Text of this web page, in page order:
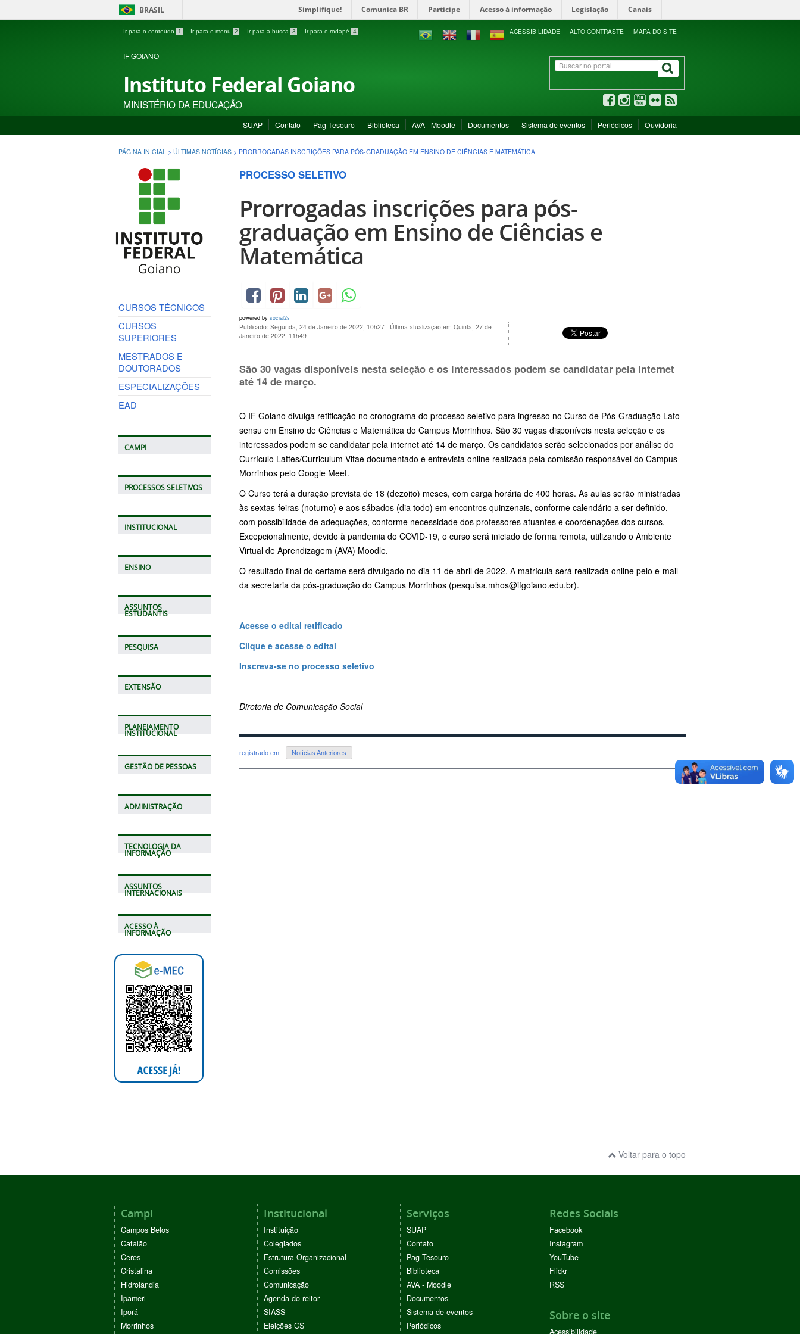
BRASIL Simplifique! Comunica BR Participe Acesso à informação Legislação Canais
Ir para o conteúdo 1 Ir para o menu 2 Ir para a busca 3 Ir para o rodapé 4 ACESSIBILIDADE ALTO CONTRASTE MAPA DO SITE
IF GOIANO
Instituto Federal Goiano
MINISTÉRIO DA EDUCAÇÃO
SUAP Contato Pag Tesouro Biblioteca AVA - Moodle Documentos Sistema de eventos Periódicos Ouvidoria
PÁGINA INICIAL > ÚLTIMAS NOTÍCIAS > PRORROGADAS INSCRIÇÕES PARA PÓS-GRADUAÇÃO EM ENSINO DE CIÊNCIAS E MATEMÁTICA
CURSOS TÉCNICOS
CURSOS
SUPERIORES
MESTRADOS E
DOUTORADOS
ESPECIALIZAÇÕES
EAD
CAMPI
PROCESSOS SELETIVOS
INSTITUCIONAL
ENSINO
ASSUNTOS
ESTUDANTIS
PESQUISA
EXTENSÃO
PLANEJAMENTO
INSTITUCIONAL
GESTÃO DE PESSOAS
ADMINISTRAÇÃO
TECNOLOGIA DA
INFORMAÇÃO
ASSUNTOS
INTERNACIONAIS
ACESSO À
INFORMAÇÃO
PROCESSO SELETIVO
Prorrogadas inscrições para pós-
graduação em Ensino de Ciências e
Matemática
powered by social2s
Publicado: Segunda, 24 de Janeiro de 2022, 10h27 | Última atualização em Quinta, 27 de
Janeiro de 2022, 11h49
São 30 vagas disponíveis nesta seleção e os interessados podem se candidatar pela internet
até 14 de março.
O IF Goiano divulga retificação no cronograma do processo seletivo para ingresso no Curso de Pós-Graduação Lato
sensu em Ensino de Ciências e Matemática do Campus Morrinhos. São 30 vagas disponíveis nesta seleção e os
interessados podem se candidatar pela internet até 14 de março. Os candidatos serão selecionados por análise do
Currículo Lattes/Curriculum Vitae documentado e entrevista online realizada pela comissão responsável do Campus
Morrinhos pelo Google Meet.
O Curso terá a duração prevista de 18 (dezoito) meses, com carga horária de 400 horas. As aulas serão ministradas
às sextas-feiras (noturno) e aos sábados (dia todo) em encontros quinzenais, conforme calendário a ser definido,
com possibilidade de adequações, conforme necessidade dos professores atuantes e coordenações dos cursos.
Excepcionalmente, devido à pandemia do COVID-19, o curso será iniciado de forma remota, utilizando o Ambiente
Virtual de Aprendizagem (AVA) Moodle.
O resultado final do certame será divulgado no dia 11 de abril de 2022. A matrícula será realizada online pelo e-mail
da secretaria da pós-graduação do Campus Morrinhos (pesquisa.mhos@ifgoiano.edu.br).
Acesse o edital retificado
Clique e acesse o edital
Inscreva-se no processo seletivo
Diretoria de Comunicação Social
registrado em: Notícias Anteriores
Voltar para o topo
Campi
Campos Belos
Catalão
Ceres
Cristalina
Hidrolândia
Ipameri
Iporá
Morrinhos
Institucional
Instituição
Colegiados
Estrutura Organizacional
Comissões
Comunicação
Agenda do reitor
SIASS
Eleições CS
Serviços
SUAP
Contato
Pag Tesouro
Biblioteca
AVA - Moodle
Documentos
Sistema de eventos
Periódicos
Redes Sociais
Facebook
Instagram
YouTube
Flickr
RSS
Sobre o site